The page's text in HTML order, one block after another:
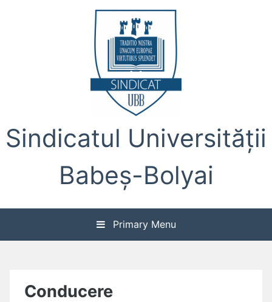
Sindicatul Universității
Babeș-Bolyai
Primary Menu
Conducere